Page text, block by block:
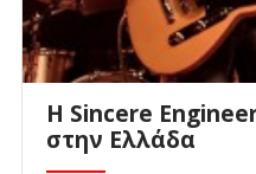
Η Sincere
στην Ελλάδα